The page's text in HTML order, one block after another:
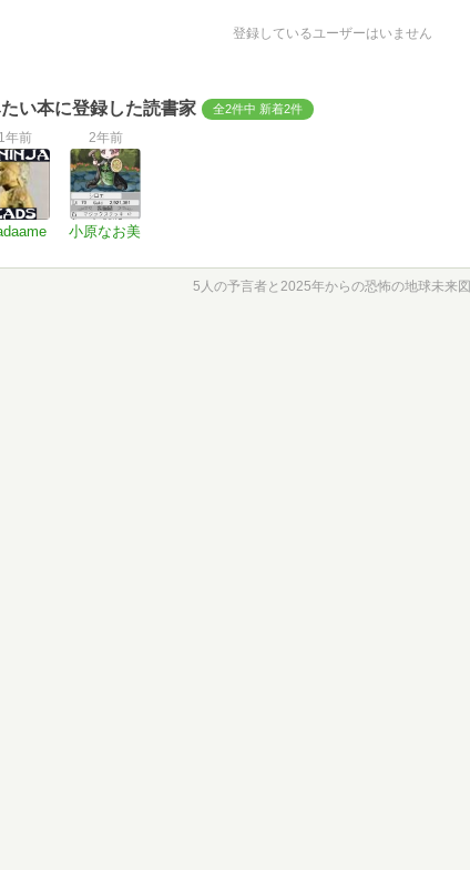
登録しているユーザーはいません
い本に登録した読書家 全2件中 新着2件
1年前 2年前
小原なお美
5人の予言者と2025年からの恐怖の地球未来図